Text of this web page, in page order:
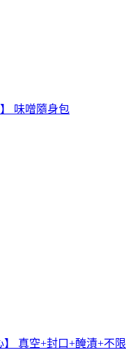
味噌隨身包
真空+封口+醃漬+不